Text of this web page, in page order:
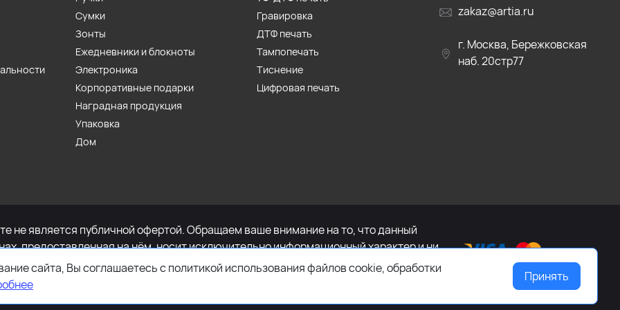
zakaz@artia.ru
г. Москва, Бережковская
наб. 20стр77
Сумки
Зонты
Ежедневники и блокноты
Электроника
Корпоративные подарки
Наградная продукция
Упаковка
Дом
Гравировка
ДТФ печать
Тампопечать
Тиснение
Цифровая печать
является публичной офертой. Обращаем ваше внимание на то, что данный
предоставленная на нём, носит исключительно информационный характер и ни
положениями Статьи 437 Гражданского кодекса Российской Федерации.
указанных товаров и (или) услуг, пожалуйста, обращайтесь к менеджеру
+7-495-627-77-11.
сайта, Вы соглашаетесь с политикой использования файлов cookie, обработки
Принять